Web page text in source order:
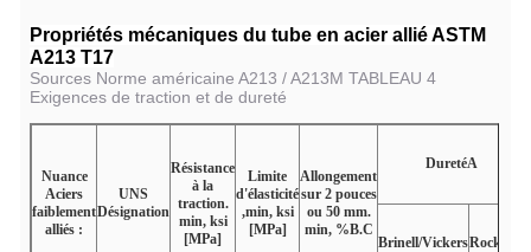
Propriétés mécaniques du tube en acier allié ASTM
A213 T17
Sources Norme américaine A213 / A213M TABLEAU 4
Exigences de traction et de dureté
Nuance
Aciers
faiblement
alliés :
UNS
Désignation
Résistance
à la
traction.
min, ksi
[MPa]
Limite
d'élasticité
,min, ksi
[MPa]
Allongement
sur 2 pouces
ou 50 mm.
min, %B.C
DuretéA
Brinell/VickersRockwell